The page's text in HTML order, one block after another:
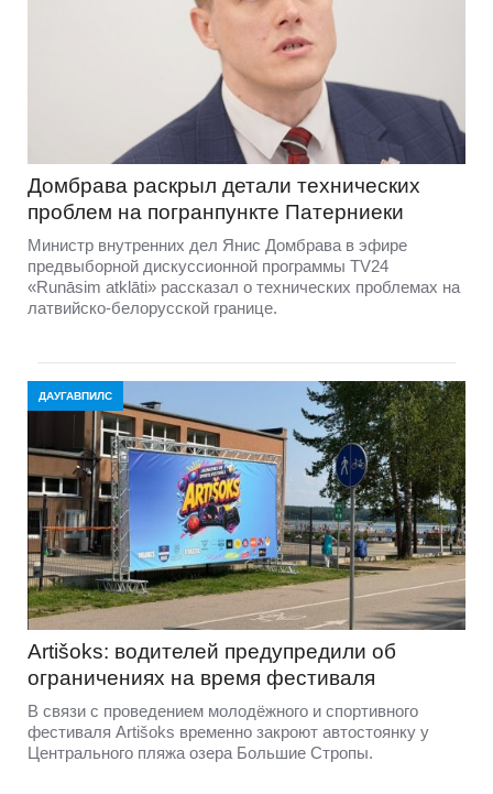
Домбравa раскрыл детали технических
проблем на погранпункте Патерниеки
Министр внутренних дел Янис Домбрава в эфире
предвыборной дискуссионной программы TV24
«Runāsim atklāti» рассказал о технических проблемах на
латвийско-белорусской границе.
ДАУГАВПИЛС
Artišoks: водителей предупредили об
ограничениях на время фестиваля
В связи с проведением молодёжного и спортивного
фестиваля Artišoks временно закроют автостоянку у
Центрального пляжа озера Большие Стропы.